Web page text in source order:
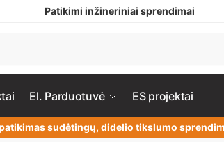
Patikimi inžineriniai sprendimai
El. Parduotuvė ES projektai
sudėtingų, didelio tikslumo